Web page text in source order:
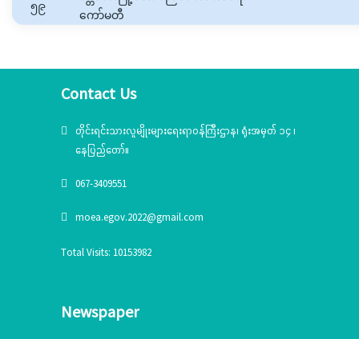
၅၉
ကော်မတီ
Contact Us
တိုင်းရင်းသားလူမျိုးများရေးရာဝန်ကြီးဌာန၊ ရုံးအမှတ် ၁၄ ၊
နေပြည်တော်။
067-3409551
moea.egov.2022@gmail.com
Total Visits: 10153982
Newspaper